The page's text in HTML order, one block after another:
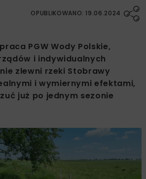
OPUBLIKOWANO: 19.06.2024
PGW Wody Polskie,
i indywidualnych
zlewni rzeki Stobrawy
i wymiernymi efektami,
już po jednym sezonie